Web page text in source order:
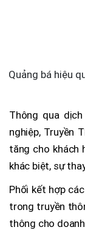
Quảng bá hiệu
Thông qua
nghiệp, Truyền
tăng cho khách
khác biệt, sự
Phối kết hợp
trong truyền
thông cho